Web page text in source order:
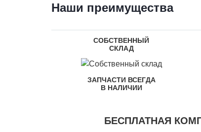
Наши преимущества
СОБСТВЕННЫЙ
СКЛАД
ЗАПЧАСТИ ВСЕГДА
В НАЛИЧИИ
БЕСПЛАТНАЯ